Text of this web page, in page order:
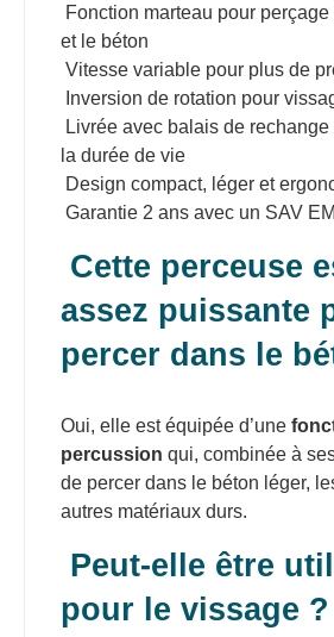
Fonction marteau pour
et le béton
Vitesse variable pour plus de
Inversion de rotation pour
Livrée avec balais de
la durée de vie
Design compact, léger et
Garantie 2 ans avec un SAV
Cette perceuse
assez puissante
percer dans le
Oui, elle est équipée d’une
percussion qui, combinée à
de percer dans le béton léger,
autres matériaux durs.
Peut-elle être
pour le vissage ?